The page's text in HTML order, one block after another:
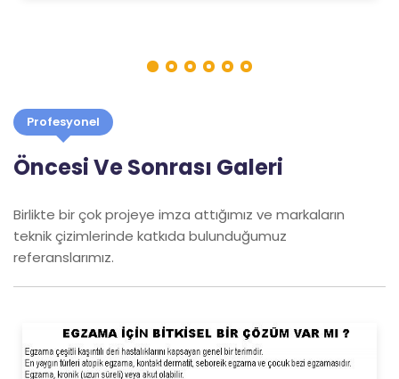
Profesyonel
Öncesi Ve Sonrası Galeri
Birlikte bir çok projeye imza attığımız ve markaların
teknik çizimlerinde katkıda bulunduğumuz
referanslarımız.